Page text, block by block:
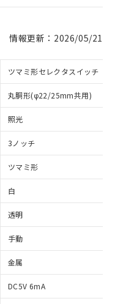
情報更新：2026/05/21
ツマミ形セレクタスイッチ
丸胴形(φ22/25mm共用)
照光
3ノッチ
ツマミ形
白
透明
手動
金属
DC5V 6mA